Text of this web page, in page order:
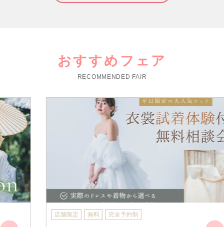
おすすめフェア
RECOMMENDED FAIR
無料 完全予約制